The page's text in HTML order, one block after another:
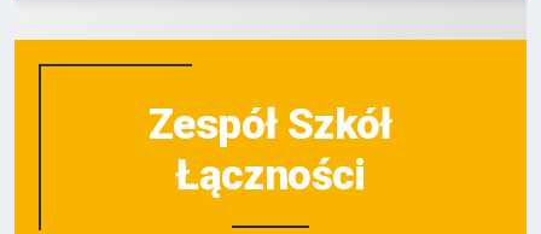
Zespół Szkół
Łączności